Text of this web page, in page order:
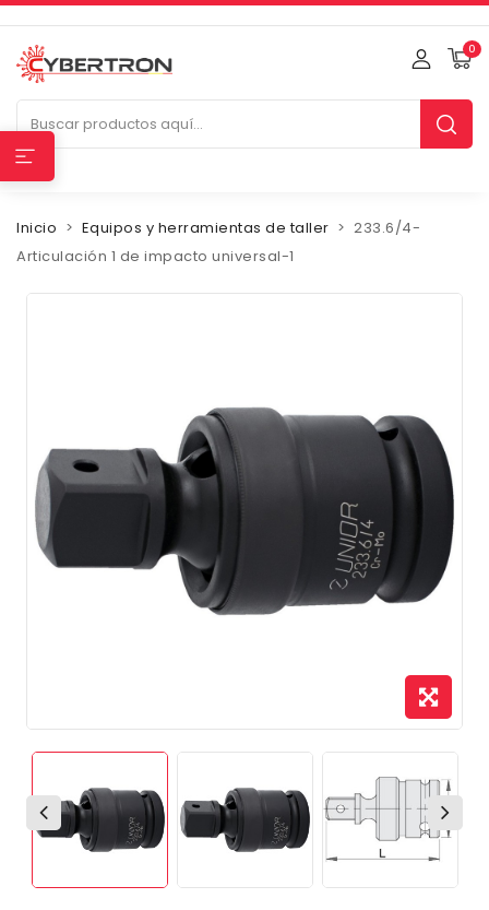
0
Inicio Equipos y herramientas de taller
233.6/4-
Articulación 1 de impacto universal-1